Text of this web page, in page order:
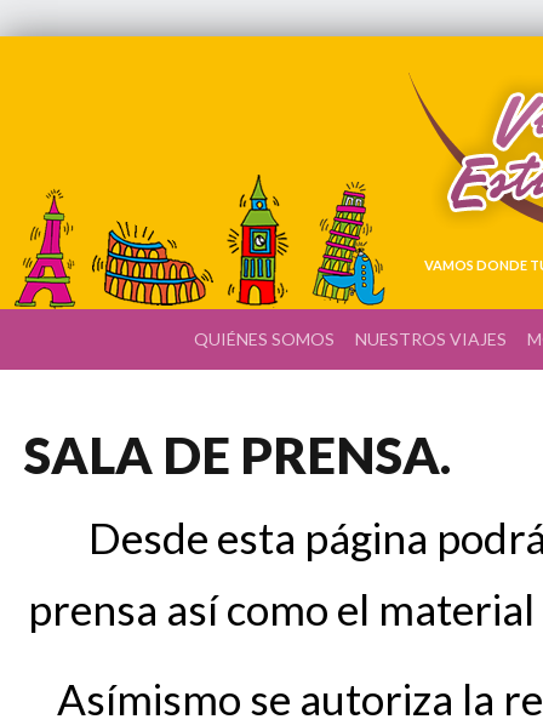
VAMOS DONDE
QUIÉNES SOMOS NUESTROS VIAJES
SALA DE PRENSA.
Desde esta página
prensa así como el
Asímismo se autoriza la